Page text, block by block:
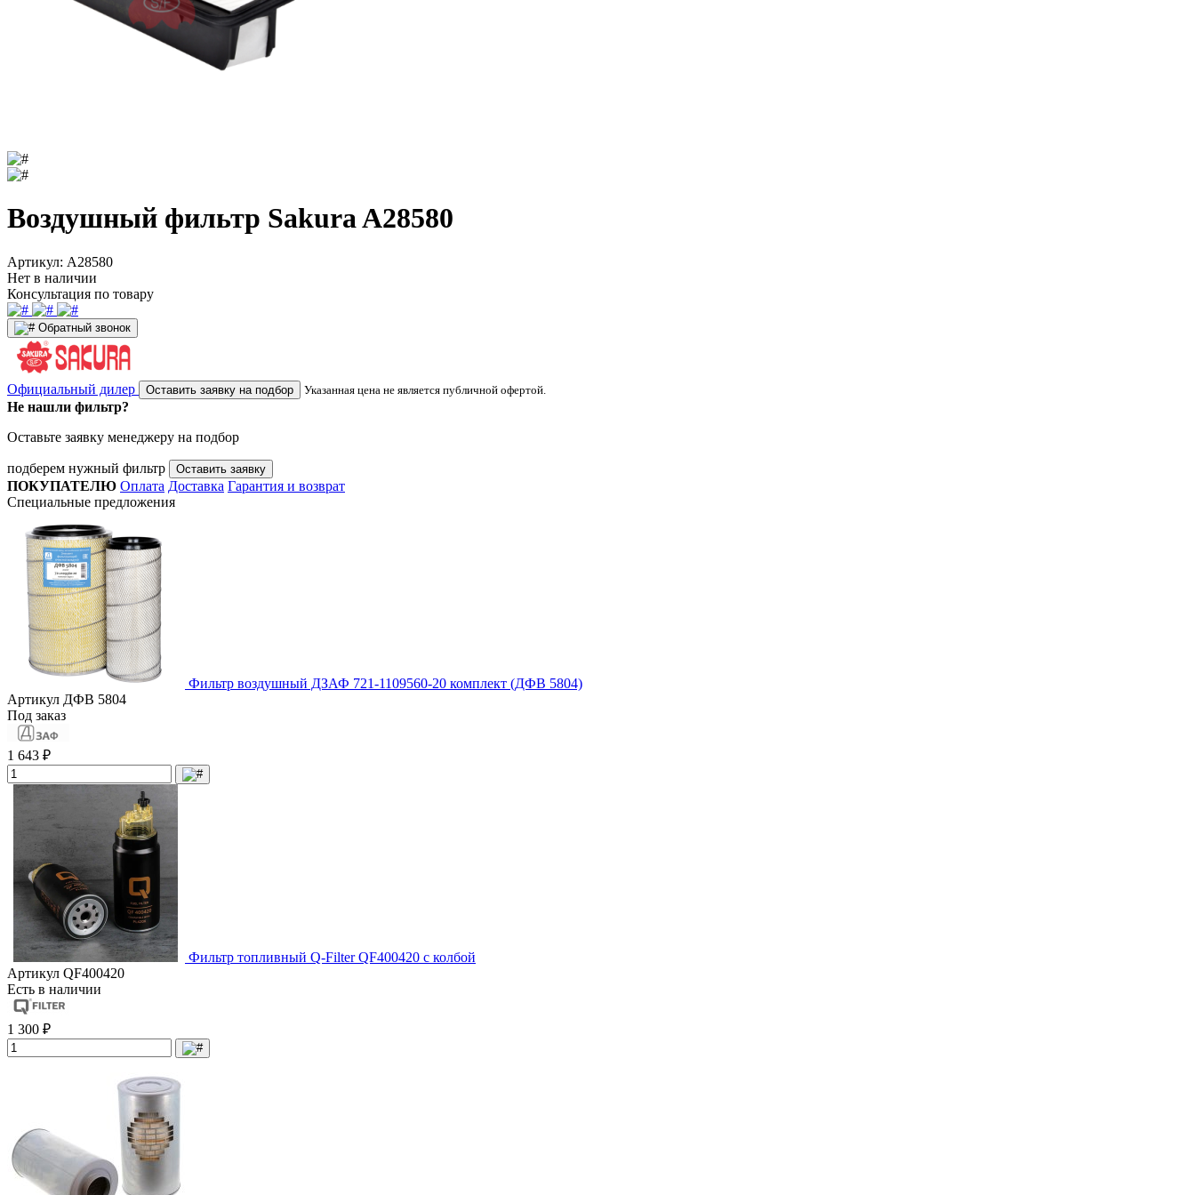
Воздушный фильтр Sakura A28580
Артикул: A28580
Нет в наличии
Консультация по товару
Обратный звонок
Официальный дилер Оставить заявку на подбор Указанная цена не является публичной офертой.
Не нашли фильтр?
Оставьте заявку менеджеру на подбор
подберем нужный фильтр Оставить заявку
ПОКУПАТЕЛЮ Оплата Доставка Гарантия и возврат
Специальные предложения
Фильтр воздушный ДЗАФ 721-1109560-20 комплект (ДФВ 5804)
Артикул ДФВ 5804
Под заказ
1 643 ₽
Фильтр топливный Q-Filter QF400420 с колбой
Артикул QF400420
Есть в наличии
1 300 ₽